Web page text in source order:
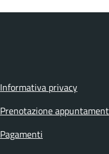
Informativa privacy
Prenotazione
Pagamenti